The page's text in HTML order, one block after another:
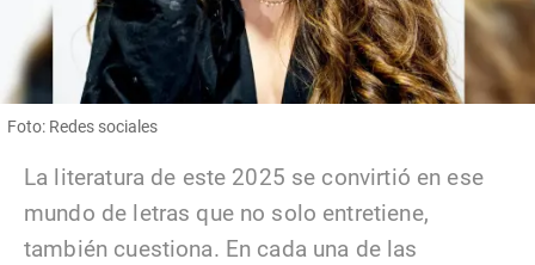
Foto: Redes sociales
La literatura de este 2025 se convirtió en ese
mundo de letras que no solo entretiene,
también cuestiona. En cada una de las